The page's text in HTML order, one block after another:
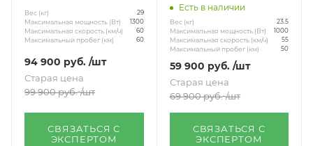
Вес (кг) 29
Максимальная мощность (Вт) 1300
Максимальная скорость (км/ч) 60
Максимальный пробег (км) 60
94 900 руб. /шт
Старая цена
99 900руб. /шт
СВЯЗАТЬСЯ С
ЭКСПЕРТОМ
Есть в наличии
Вес (кг) 23.5
Максимальная мощность (Вт) 1000
Максимальная скорость (км/ч) 55
Максимальный пробег (км) 50
59 900 руб. /шт
Старая цена
69 900руб. /шт
СВЯЗАТЬСЯ С
ЭКСПЕРТОМ